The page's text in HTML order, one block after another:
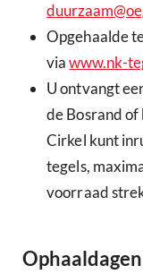
Opgehaalde
viawww.nk-
U ontvangt
de Bosrand
Cirkel kunt
tegels,
voorraad